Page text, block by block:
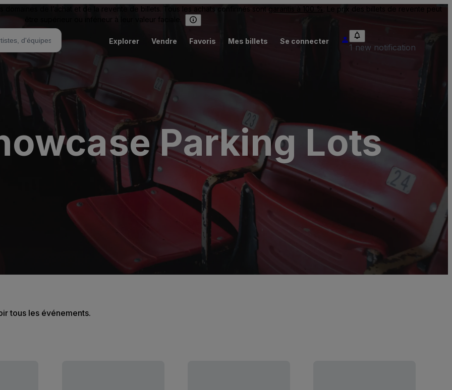
domaines de l’achat et de la revente de billets. Tous les achats confirmés sont garantis à 100 %
. Le prix des billets de revente peut
être supérieur ou inférieur à leur valeur faciale.
Explorer Vendre Favoris Mes billets Se connecter
1 new notification
Parking Lots
tous les événements.